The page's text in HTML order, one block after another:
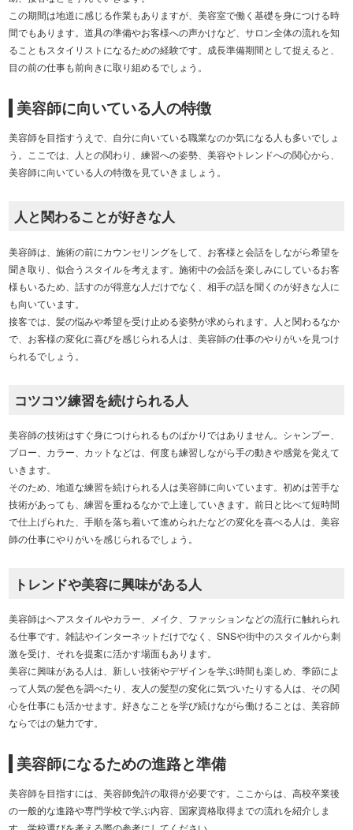
この期間は地道に感じる作業もありますが、美容室で働く基礎を身につける時
間でもあります。道具の準備やお客様への声かけなど、サロン全体の流れを知
ることもスタイリストになるための経験です。成長準備期間として捉えると、
目の前の仕事も前向きに取り組めるでしょう。
美容師に向いている人の特徴
美容師を目指すうえで、自分に向いている職業なのか気になる人も多いでしょ
う。ここでは、人との関わり、練習への姿勢、美容やトレンドへの関心から、
美容師に向いている人の特徴を見ていきましょう。
人と関わることが好きな人
美容師は、施術の前にカウンセリングをして、お客様と会話をしながら希望を
聞き取り、似合うスタイルを考えます。施術中の会話を楽しみにしているお客
様もいるため、話すのが得意な人だけでなく、相手の話を聞くのが好きな人に
も向いています。
接客では、髪の悩みや希望を受け止める姿勢が求められます。人と関わるなか
で、お客様の変化に喜びを感じられる人は、美容師の仕事のやりがいを見つけ
られるでしょう。
コツコツ練習を続けられる人
美容師の技術はすぐ身につけられるものばかりではありません。シャンプー、
ブロー、カラー、カットなどは、何度も練習しながら手の動きや感覚を覚えて
いきます。
そのため、地道な練習を続けられる人は美容師に向いています。初めは苦手な
技術があっても、練習を重ねるなかで上達していきます。前日と比べて短時間
で仕上げられた、手順を落ち着いて進められたなどの変化を喜べる人は、美容
師の仕事にやりがいを感じられるでしょう。
トレンドや美容に興味がある人
美容師はヘアスタイルやカラー、メイク、ファッションなどの流行に触れられ
る仕事です。雑誌やインターネットだけでなく、SNSや街中のスタイルから刺
激を受け、それを提案に活かす場面もあります。
美容に興味がある人は、新しい技術やデザインを学ぶ時間も楽しめ、季節によ
って人気の髪色を調べたり、友人の髪型の変化に気づいたりする人は、その関
心を仕事にも活かせます。好きなことを学び続けながら働けることは、美容師
ならではの魅力です。
美容師になるための進路と準備
美容師を目指すには、美容師免許の取得が必要です。ここからは、高校卒業後
の一般的な進路や専門学校で学ぶ内容、国家資格取得までの流れを紹介しま